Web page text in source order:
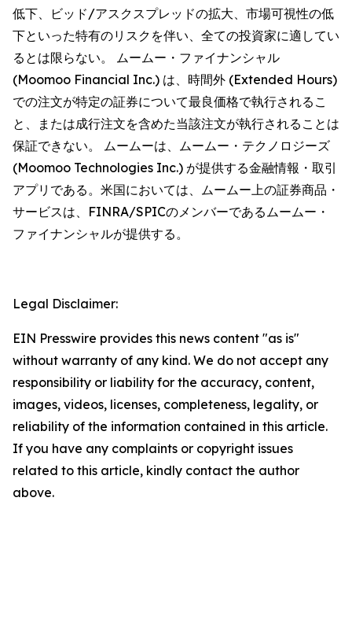
低下、ビッド/アスクスプレッドの拡大、市場可視性の低
下といった特有のリスクを伴い、全ての投資家に適してい
るとは限らない。 ムームー・ファイナンシャル
(Moomoo Financial Inc.) は、時間外 (Extended Hours)
での注文が特定の証券について最良価格で執行されるこ
と、または成行注文を含めた当該注文が執行されることは
保証できない。 ムームーは、ムームー・テクノロジーズ
(Moomoo Technologies Inc.) が提供する金融情報・取引
アプリである。米国においては、ムームー上の証券商品・
サービスは、FINRA/SPICのメンバーであるムームー・
ファイナンシャルが提供する。
Legal Disclaimer:
EIN Presswire provides this news content "as is"
without warranty of any kind. We do not accept any
responsibility or liability for the accuracy, content,
images, videos, licenses, completeness, legality, or
reliability of the information contained in this article.
If you have any complaints or copyright issues
related to this article, kindly contact the author
above.